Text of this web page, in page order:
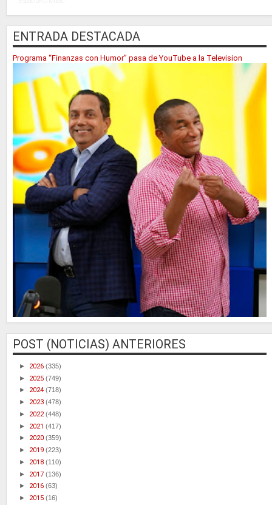
ENTRADA DESTACADA
Programa “Finanzas con Humor” pasa de YouTube a la Television
POST (NOTICIAS) ANTERIORES
► 2026 (335)
► 2025 (749)
► 2024 (718)
► 2023 (478)
► 2022(448)
► 2021 (417)
► 2020 (359)
► 2019 (223)
► 2018 (110)
► 2017 (136)
► 2016 (63)
► 2015 (16)